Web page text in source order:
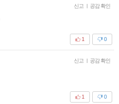
신고 | 공감 확인
0
1
신고 | 공감 확인
0
1